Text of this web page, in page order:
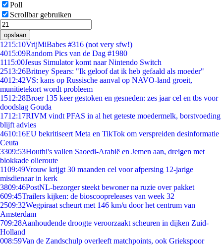
Poll
Scrollbar gebruiken
opslaan
1215:10VrijMiBabes #316 (not very sfw!)
4015:09Random Pics van de Dag #1980
1115:00Jesus Simulator komt naar Nintendo Switch
2513:26Britney Spears: "Ik geloof dat ik heb gefaald als moeder"
4012:42VS: kans op Russische aanval op NAVO-land groeit,
munitietekort wordt probleem
1512:28Broer 135 keer gestoken en gesneden: zes jaar cel en tbs voor
doodslag Gouda
1712:17RIVM vindt PFAS in al het geteste moedermelk, borstvoeding
blijft advies
4610:16EU bekritiseert Meta en TikTok om verspreiden desinformatie
Ceuta
3309:53Houthi's vallen Saoedi-Arabië en Jemen aan, dreigen met
blokkade olieroute
1109:49Vrouw krijgt 30 maanden cel voor afpersing 12-jarige
misdienaar in kerk
3809:46PostNL-bezorger steekt bewoner na ruzie over pakket
609:45Trailers kijken: de bioscoopreleases van week 32
2509:32Wegpiraat scheurt met 146 km/u door het centrum van
Amsterdam
709:28Aanhoudende droogte veroorzaakt scheuren in dijken Zuid-
Holland
008:59Van de Zandschulp overleeft matchpoints, ook Griekspoor